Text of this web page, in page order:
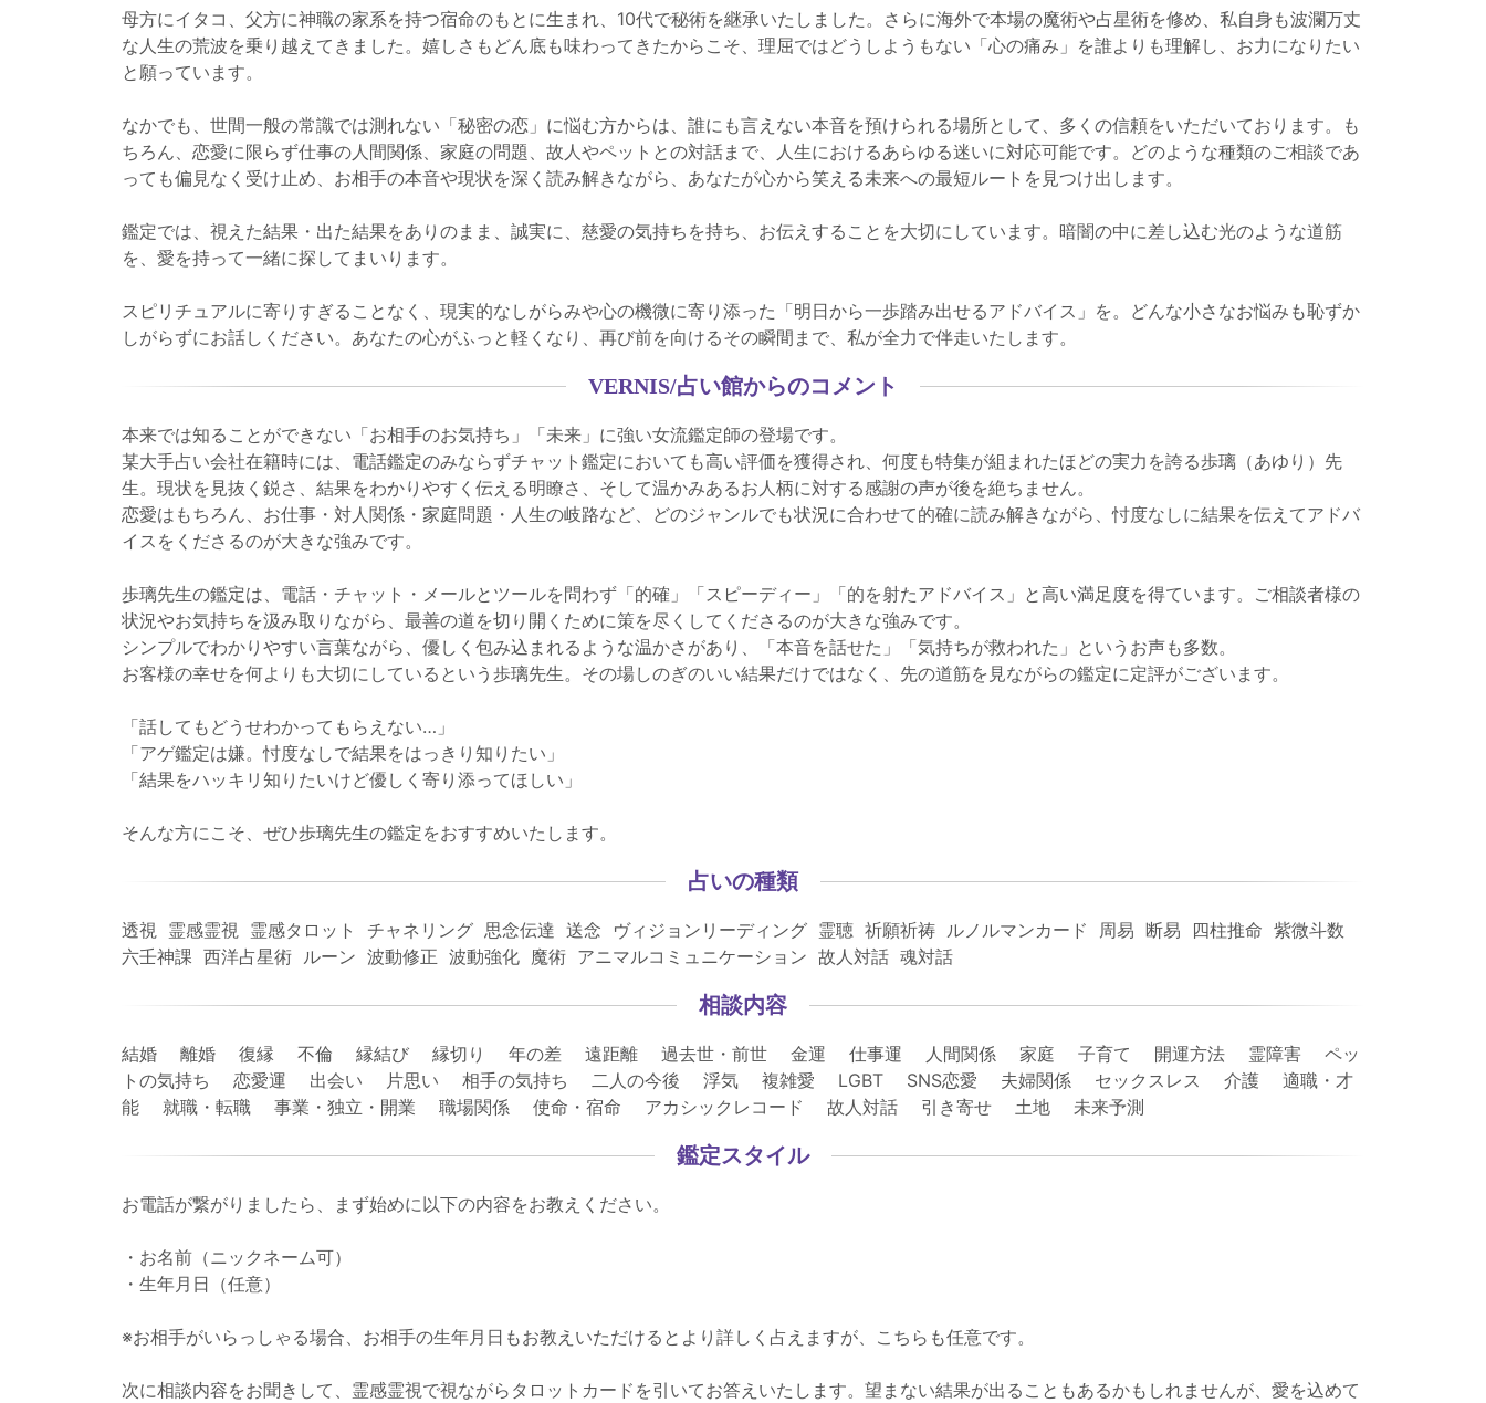
母方にイタコ、父方に神職の家系を持つ宿命のもとに生まれ、10代で秘術を継承いたしました。さらに海外で本場の魔術や占星術を修め、私自身も波瀾万丈
な人生の荒波を乗り越えてきました。嬉しさもどん底も味わってきたからこそ、理屈ではどうしようもない「心の痛み」を誰よりも理解し、お力になりたい
と願っています。
なかでも、世間一般の常識では測れない「秘密の恋」に悩む方からは、誰にも言えない本音を預けられる場所として、多くの信頼をいただいております。も
ちろん、恋愛に限らず仕事の人間関係、家庭の問題、故人やペットとの対話まで、人生におけるあらゆる迷いに対応可能です。どのような種類のご相談であ
っても偏見なく受け止め、お相手の本音や現状を深く読み解きながら、あなたが心から笑える未来への最短ルートを見つけ出します。
鑑定では、視えた結果・出た結果をありのまま、誠実に、慈愛の気持ちを持ち、お伝えすることを大切にしています。暗闇の中に差し込む光のような道筋
を、愛を持って一緒に探してまいります。
スピリチュアルに寄りすぎることなく、現実的なしがらみや心の機微に寄り添った「明日から一歩踏み出せるアドバイス」を。どんな小さなお悩みも恥ずか
しがらずにお話しください。あなたの心がふっと軽くなり、再び前を向けるその瞬間まで、私が全力で伴走いたします。
VERNIS/占い館からのコメント
本来では知ることができない「お相手のお気持ち」「未来」に強い女流鑑定師の登場です。
某大手占い会社在籍時には、電話鑑定のみならずチャット鑑定においても高い評価を獲得され、何度も特集が組まれたほどの実力を誇る歩璃（あゆり）先
生。現状を見抜く鋭さ、結果をわかりやすく伝える明瞭さ、そして温かみあるお人柄に対する感謝の声が後を絶ちません。
恋愛はもちろん、お仕事・対人関係・家庭問題・人生の岐路など、どのジャンルでも状況に合わせて的確に読み解きながら、忖度なしに結果を伝えてアドバ
イスをくださるのが大きな強みです。
歩璃先生の鑑定は、電話・チャット・メールとツールを問わず「的確」「スピーディー」「的を射たアドバイス」と高い満足度を得ています。ご相談者様の
状況やお気持ちを汲み取りながら、最善の道を切り開くために策を尽くしてくださるのが大きな強みです。
シンプルでわかりやすい言葉ながら、優しく包み込まれるような温かさがあり、「本音を話せた」「気持ちが救われた」というお声も多数。
お客様の幸せを何よりも大切にしているという歩璃先生。その場しのぎのいい結果だけではなく、先の道筋を見ながらの鑑定に定評がございます。
「話してもどうせわかってもらえない…」
「アゲ鑑定は嫌。忖度なしで結果をはっきり知りたい」
「結果をハッキリ知りたいけど優しく寄り添ってほしい」
そんな方にこそ、ぜひ歩璃先生の鑑定をおすすめいたします。
占いの種類
透視 霊感霊視 霊感タロット チャネリング 思念伝達 送念 ヴィジョンリーディング 霊聴 祈願祈祷 ルノルマンカード 周易 断易 四柱推命 紫微斗数
六壬神課 西洋占星術 ルーン 波動修正 波動強化 魔術 アニマルコミュニケーション 故人対話 魂対話
相談内容
結婚 離婚 復縁 不倫 縁結び 縁切り 年の差 遠距離 過去世・前世 金運 仕事運 人間関係 家庭 子育て 開運方法 霊障害 ペッ
トの気持ち 恋愛運 出会い 片思い 相手の気持ち 二人の今後 浮気 複雑愛 LGBT SNS恋愛 夫婦関係 セックスレス 介護 適職・才
能 就職・転職 事業・独立・開業 職場関係 使命・宿命 アカシックレコード 故人対話 引き寄せ 土地 未来予測
鑑定スタイル
お電話が繋がりましたら、まず始めに以下の内容をお教えください。
・お名前（ニックネーム可）
・生年月日（任意）
※お相手がいらっしゃる場合、お相手の生年月日もお教えいただけるとより詳しく占えますが、こちらも任意です。
次に相談内容をお聞きして、霊感霊視で視ながらタロットカードを引いてお答えいたします。望まない結果が出ることもあるかもしれませんが、愛を込めて